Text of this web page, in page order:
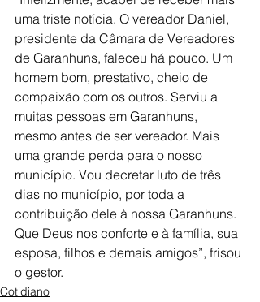
uma triste notícia. O vereador Daniel,
presidente da Câmara de Vereadores
de Garanhuns, faleceu há pouco. Um
homem bom, prestativo, cheio de
compaixão com os outros. Serviu a
muitas pessoas em Garanhuns,
mesmo antes de ser vereador. Mais
uma grande perda para o nosso
município. Vou decretar luto de três
dias no município, por toda a
contribuição dele à nossa Garanhuns.
Que Deus nos conforte e à família, sua
esposa, filhos e demais amigos”, frisou
o gestor.
Cotidiano